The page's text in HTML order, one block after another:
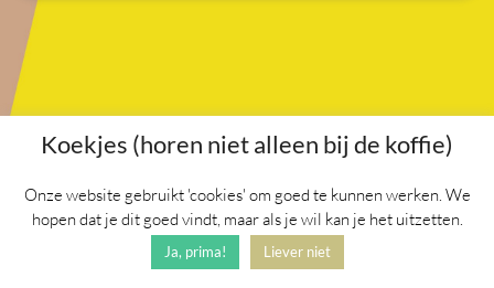
Koekjes (horen niet alleen bij de koffie)
Onze website gebruikt 'cookies' om goed te kunnen werken. We
hopen dat je dit goed vindt, maar als je wil kan je het uitzetten.
Ja, prima! Liever niet